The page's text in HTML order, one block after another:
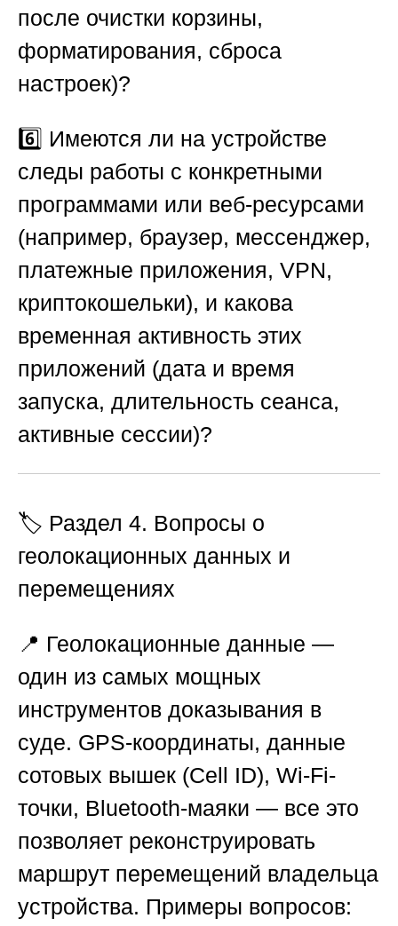
после очистки корзины,
форматирования, сброса
настроек)?
6️⃣ Имеются ли на устройстве
следы работы с конкретными
программами или веб-ресурсами
(например, браузер, мессенджер,
платежные приложения, VPN,
криптокошельки), и какова
временная активность этих
приложений (дата и время
запуска, длительность сеанса,
активные сессии)?
🏷️ Раздел 4. Вопросы о
геолокационных данных и
перемещениях
📍 Геолокационные данные —
один из самых мощных
инструментов доказывания в
суде. GPS-координаты, данные
сотовых вышек (Cell ID), Wi-Fi-
точки, Bluetooth-маяки — все это
позволяет реконструировать
маршрут перемещений владельца
устройства. Примеры вопросов: